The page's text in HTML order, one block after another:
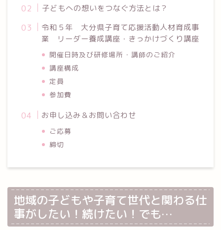
⁡子どもへの想いをつなぐ方法とは？
令和５年 大分県子育て応援活動人材育成事
業 リーダー養成講座・きっかけづくり講座
開催日時及び研修場所⁡・講師のご紹介
講座構成
定員
参加費
お申し込み＆お問い合わせ
ご応募
締切
地域の子どもや子育て世代と関わる仕
事がしたい！続けたい！でも…